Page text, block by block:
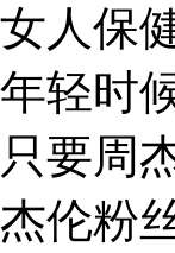
女人保
年轻时
只要周
杰伦粉